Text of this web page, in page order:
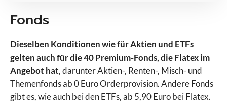
Fonds
Dieselben Konditionen wie für Aktien und ETFs
gelten auch für die 40 Premium-Fonds, die Flatex im
Angebot hat, darunter Aktien-, Renten-, Misch- und
Themenfonds ab 0 Euro Orderprovision. Andere Fonds
gibt es, wie auch bei den ETFs, ab 5,90 Euro bei Flatex.